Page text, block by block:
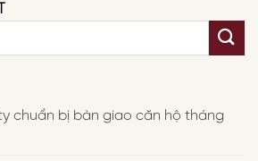
chuẩn bị bàn giao căn hộ tháng